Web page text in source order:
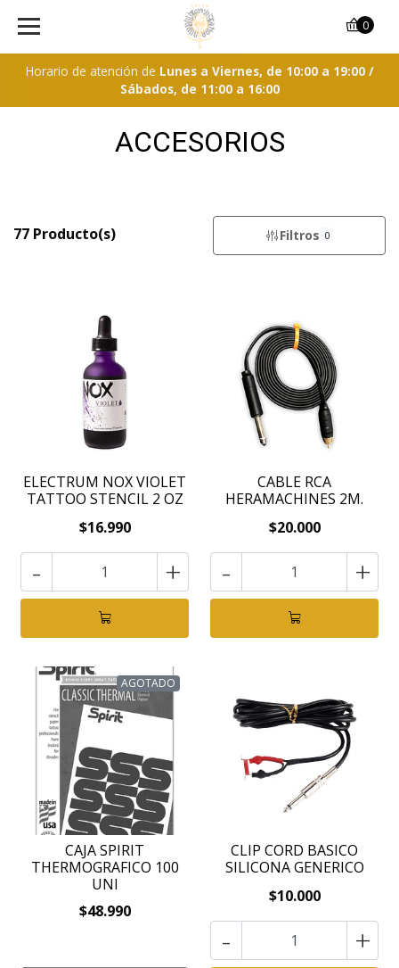
Horario de atención de Lunes a Viernes, de 10:00 a 19:00 /
Sábados, de 11:00 a 16:00
0
ACCESORIOS
77 Producto(s) Filtros 0
ELECTRUM NOX VIOLET
TATTOO STENCIL 2 OZ
$16.990
- +
CABLE RCA
HERAMACHINES 2M.
$20.000
- +
AGOTADO
CAJA SPIRIT
THERMOGRAFICO 100
UNI
$48.990
CLIP CORD BASICO
SILICONA GENERICO
$10.000
- +